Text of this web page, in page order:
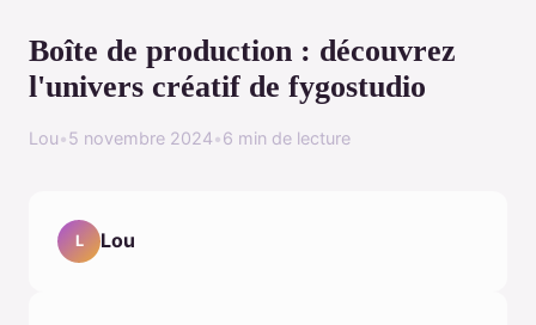
Boîte de production : découvrez
l'univers créatif de fygostudio
Lou•5 novembre 2024•6 min de lecture
L Lou